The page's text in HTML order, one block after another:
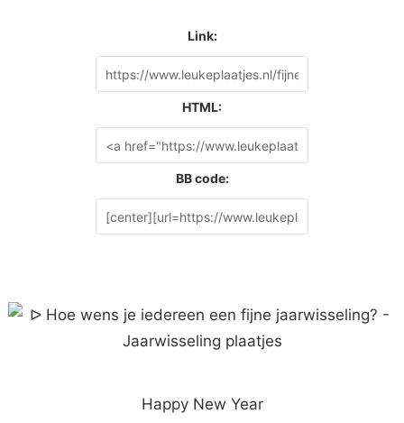
Link:
HTML:
BB code:
Happy New Year